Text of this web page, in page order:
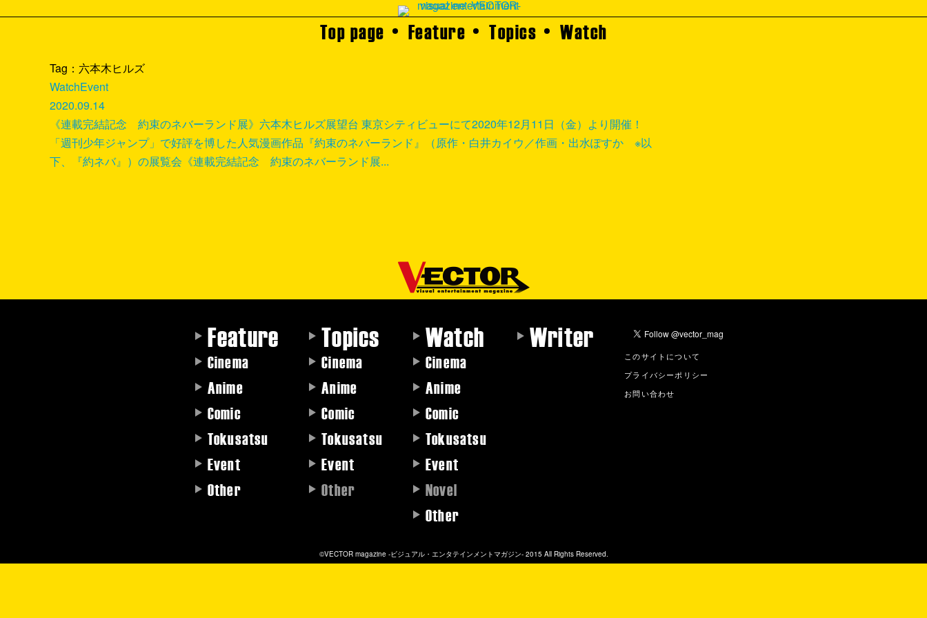
Top page Feature Topics Watch
Tag：六本木ヒルズ
WatchEvent
2020.09.14
《連載完結記念 約束のネバーランド展》六本木ヒルズ展望台 東京シティビューにて2020年12月11日（金）より開催！
「週刊少年ジャンプ」で好評を博した人気漫画作品『約束のネバーランド』（原作・白井カイウ／作画・出水ぽすか ※以
下、『約ネバ』）の展覧会《連載完結記念 約束のネバーランド展...
Feature
Cinema
Anime
Comic
Tokusatsu
Event
Other
Topics
Cinema
Anime
Comic
Tokusatsu
Event
Other
Watch
Cinema
Anime
Comic
Tokusatsu
Event
Novel
Other
Writer
このサイトについて
プライバシーポリシー
お問い合わせ
©VECTOR magazine -ビジュアル・エンタテインメントマガジン- 2015 All Rights Reserved.